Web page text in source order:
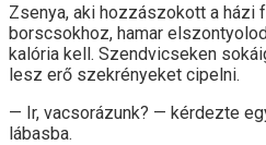
Zsenya, aki hozzászokott a házi
borscsokhoz, hamar
kalória kell. Szendvicseken
lesz erő szekrényeket cipelni.
— Ir, vacsorázunk? — kérdezte
lábasba.